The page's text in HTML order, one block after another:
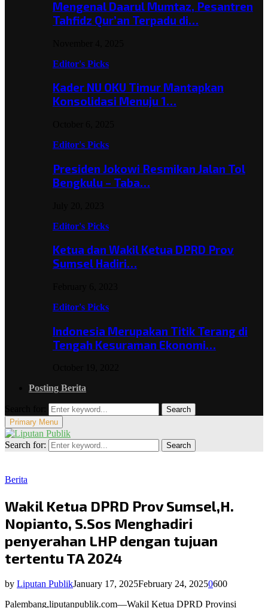
Mengenal Daarul Mumtaz, Pesantren
Tahfidz Qur’an Terpadu di…
Editor's Picks
Kader NU OKU Timur Mantapkan
Konsolidasi Menuju 1…
Editor's Picks
Presiden Jokowi Resmikan Jalan Tol
Bengkulu – Taba…
Editor's Picks
Ketua dan Wakil Ketua DPRD Prov
Sumsel Hadiri…
Editor's Picks
Indonesia Merupakan Titik Terang di
Tengah Kesuraman Ekonomi…
Posting Berita
Search
Primary Menu
Search for: Search
Berita
Wakil Ketua DPRD Prov Sumsel,H.
Nopianto, S.Sos Menghadiri
penyerahan LHP dengan tujuan
tertentu TA 2024
by Liputan PublikJanuary 17, 2025February 24, 20250600
Palembang,liputanpublik.com—Wakil Ketua DPRD Provinsi